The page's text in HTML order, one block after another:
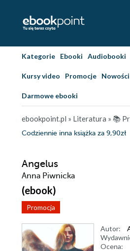
Kategorie Ebooki Audiobooki
Kursy video Promocje Nowości
Darmowe ebooki
ebookpoint.pl » Literatura » 📚
Codziennie inna książka za 9,90zł
Angelus
Anna Piwnicka
(ebook)
Promocja
Autor:
Ocena: